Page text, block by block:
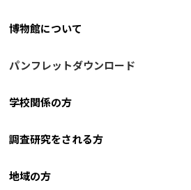
博物館について
パンフレットダウンロード
学校関係の方
調査研究をされる方
地域の方